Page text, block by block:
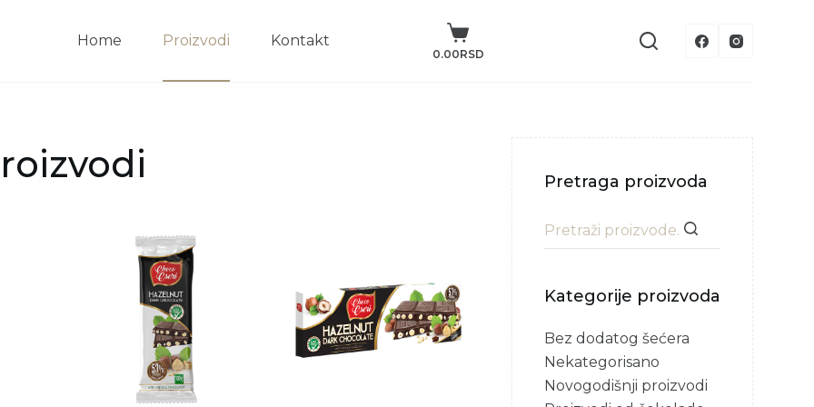
Home Proizvodi Kontakt
0.00RSD
Pretraga proizvoda
Kategorije proizvoda
Bez dodatog šećera
Nekategorisano
Novogodišnji proizvodi